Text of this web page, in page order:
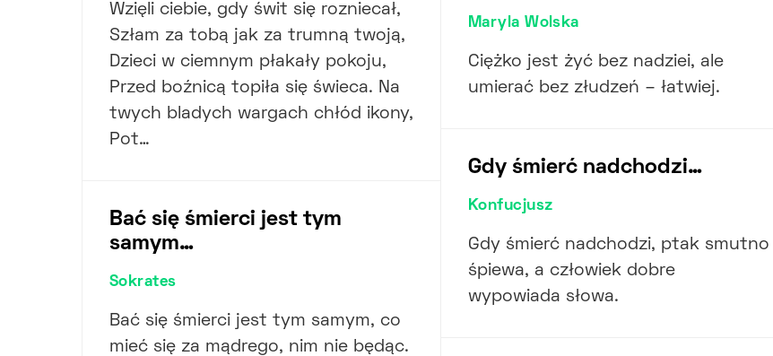
Wzięli ciebie, gdy świt się rozniecał,
Szłam za tobą jak za trumną twoją,
Dzieci w ciemnym płakały pokoju,
Przed boźnicą topiła się świeca. Na
twych bladych wargach chłód ikony,
Pot…
Bać się śmierci jest tym
samym…
Sokrates
Bać się śmierci jest tym samym, co
mieć się za mądrego, nim nie będąc.
Maryla Wolska
Ciężko jest żyć bez nadziei, ale
umierać bez złudzeń – łatwiej.
Gdy śmierć nadchodzi…
Konfucjusz
Gdy śmierć nadchodzi, ptak smutno
śpiewa, a człowiek dobre
wypowiada słowa.